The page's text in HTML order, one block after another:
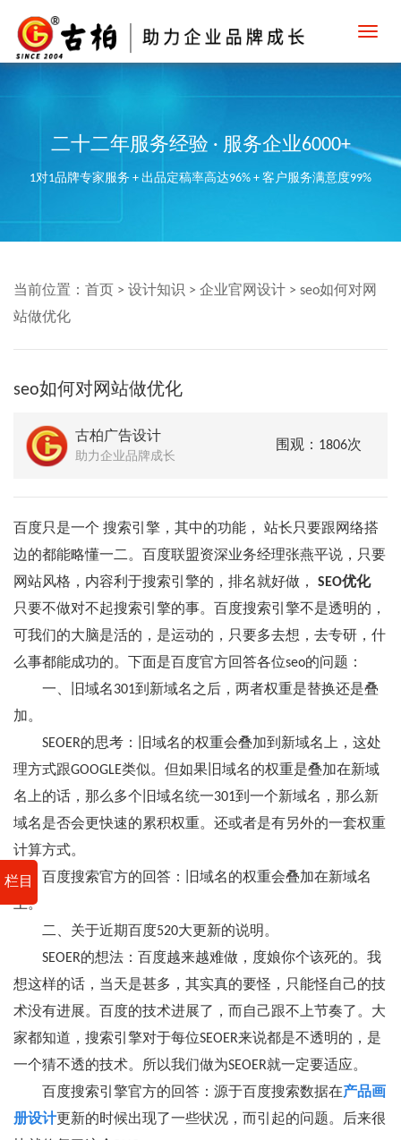
二十二年服务经验 · 服务企业6000+
1对1品牌专家服务 + 出品定稿率高达96% + 客户服务满意度99%
栏目
当前位置： 首页 > 设计知识 > 企业官网设计 > seo如何对网
站做优化
seo如何对网站做优化
古柏广告设计
助力企业品牌成长
围观：1806次
百度只是一个 搜索引擎，其中的功能， 站长只要跟网络搭
边的都能略懂一二。百度联盟资深业务经理张燕平说，只要
网站风格，内容利于搜索引擎的，排名就好做，
SEO优化
只要不做对不起搜索引擎的事。百度搜索引擎不是透明的，
可我们的大脑是活的，是运动的，只要多去想，去专研，什
么事都能成功的。下面是百度官方回答各位seo的问题：
一、旧域名301到新域名之后，两者权重是替换还是叠
加。
SEOER的思考：旧域名的权重会叠加到新域名上，这处
理方式跟GOOGLE类似。但如果旧域名的权重是叠加在新域
名上的话，那么多个旧域名统一301到一个新域名，那么新
域名是否会更快速的累积权重。还或者是有另外的一套权重
计算方式。
百度搜索官方的回答：旧域名的权重会叠加在新域名
上。
二、关于近期百度520大更新的说明。
SEOER的想法：百度越来越难做，度娘你个该死的。我
想这样的话，当天是甚多，其实真的要怪，只能怪自己的技
术没有进展。百度的技术进展了，而自己跟不上节奏了。大
家都知道，搜索引擎对于每位SEOER来说都是不透明的，是
一个猜不透的技术。所以我们做为SEOER就一定要适应。
百度搜索引擎官方的回答：源于百度搜索数据在产品画
册设计更新的时候出现了一些状况，而引起的问题。后来很